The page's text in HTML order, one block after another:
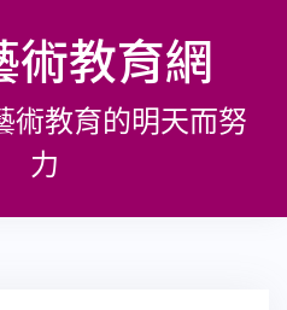
術教育網
術教育的明天而努
力